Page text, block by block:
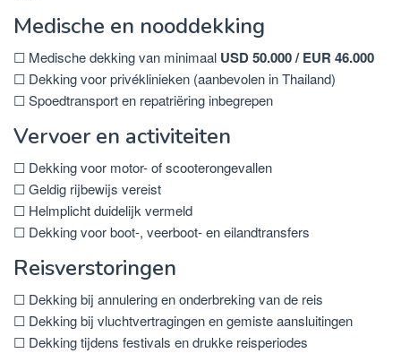
Medische en nooddekking
☐ Medische dekking van minimaal USD 50.000 / EUR 46.000
☐ Dekking voor privéklinieken (aanbevolen in Thailand)
☐ Spoedtransport en repatriëring inbegrepen
Vervoer en activiteiten
☐ Dekking voor motor- of scooterongevallen
☐ Geldig rijbewijs vereist
☐ Helmplicht duidelijk vermeld
☐ Dekking voor boot-, veerboot- en eilandtransfers
Reisverstoringen
☐ Dekking bij annulering en onderbreking van de reis
☐ Dekking bij vluchtvertragingen en gemiste aansluitingen
☐ Dekking tijdens festivals en drukke reisperiodes